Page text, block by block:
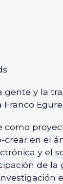
gente y la
Franco
como
crear en el
y el
de la